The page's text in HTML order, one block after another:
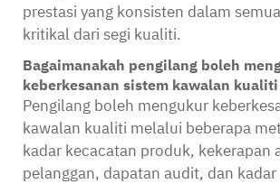
prestasi yang konsisten dalam
kritikal dari segi kualiti.
Bagaimanakah pengilang boleh
keberkesanan sistem kawalan
Pengilang boleh mengukur
kawalan kualiti melalui beberapa
kadar kecacatan produk, kekerapan
pelanggan, dapatan audit, dan